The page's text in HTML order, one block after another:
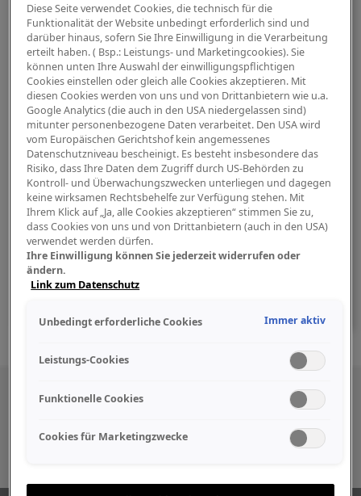
Anmelden
Noch nicht registriert?
Nutzen Sie die Vorteile unseres Onlineshops.
Durch die Erstellung eines Kundenkontos
verläuft der Bestellprozess schneller.
Des Weiteren können Sie immer aktuell Ihren
Auftragsstatus einsehen.
Registrieren
Sie sich, falls Sie noch kein Benutzerkonto
Besuchen Sie uns auch in den sozialen
Diese Seite verwendet Cookies, die technisch für die
Funktionalität der Website unbedingt erforderlich sind und
darüber hinaus, sofern Sie Ihre Einwilligung in die Verarbeitung
erteilt haben. ( Bsp.: Leistungs- und Marketingcookies). Sie
können unten Ihre Auswahl der einwilligungspflichtigen
Cookies einstellen oder gleich alle Cookies akzeptieren. Mit
diesen Cookies werden von uns und von Drittanbietern wie u.a.
Google Analytics (die auch in den USA niedergelassen sind)
mitunter personenbezogene Daten verarbeitet. Den USA wird
vom Europäischen Gerichtshof kein angemessenes
Datenschutzniveau bescheinigt. Es besteht insbesondere das
Risiko, dass Ihre Daten dem Zugriff durch US-Behörden zu
Kontroll- und Überwachungszwecken unterliegen und dagegen
keine wirksamen Rechtsbehelfe zur Verfügung stehen. Mit
Ihrem Klick auf „Ja, alle Cookies akzeptieren“ stimmen Sie zu,
dass Cookies von uns und von Drittanbietern (auch in den USA)
verwendet werden dürfen.
Ihre Einwilligung können Sie jederzeit widerrufen oder
ändern.
Link zum Datenschutz
Unbedingt erforderliche Cookies Immer aktiv
Leistungs-Cookies
Funktionelle Cookies
Cookies für Marketingzwecke